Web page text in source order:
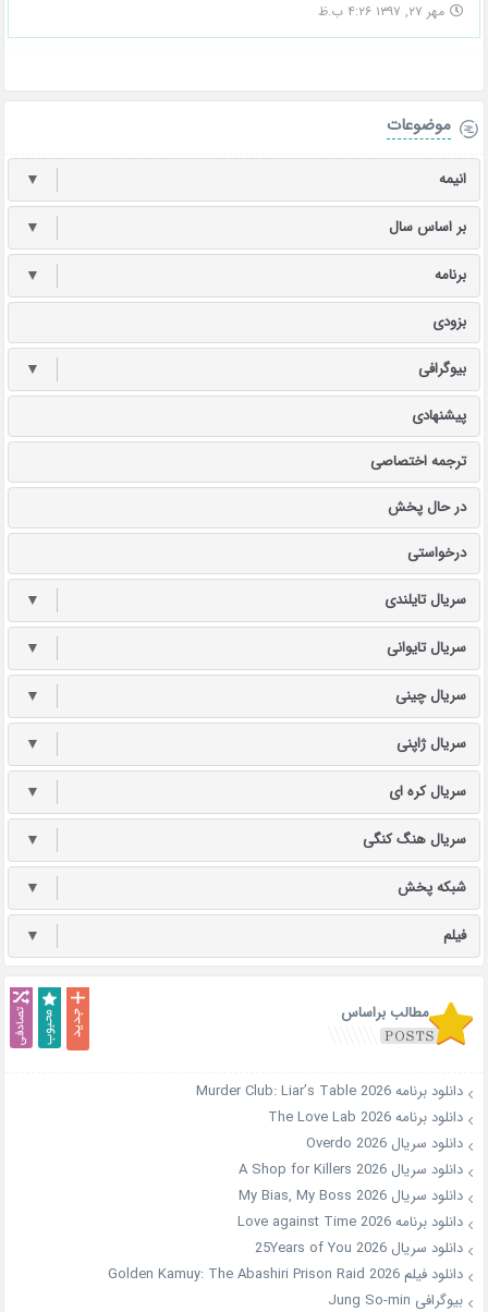
مهر ۲۷, ۱۳۹۷ ۴:۲۶ ب.ظ
موضوعات
انیمه ▼
بر اساس سال ▼
برنامه ▼
بزودی
بیوگرافی ▼
پیشنهادی
ترجمه اختصاصی
در حال پخش
درخواستی
سریال تایلندی ▼
سریال تایوانی ▼
سریال چینی ▼
سریال ژاپنی ▼
سریال کره ای ▼
سریال هنگ کنگی ▼
شبکه پخش ▼
فیلم ▼
مطالب براساس
دانلود برنامه Murder Club: Liar’s Table 2026
دانلود برنامه The Love Lab 2026
دانلود سریال Overdo 2026
دانلود سریال A Shop for Killers 2026
دانلود سریال My Bias, My Boss 2026
دانلود برنامه Love against Time 2026
دانلود سریال 25Years of You 2026
دانلود فیلم Golden Kamuy: The Abashiri Prison Raid 2026
بیوگرافی Jung So-min